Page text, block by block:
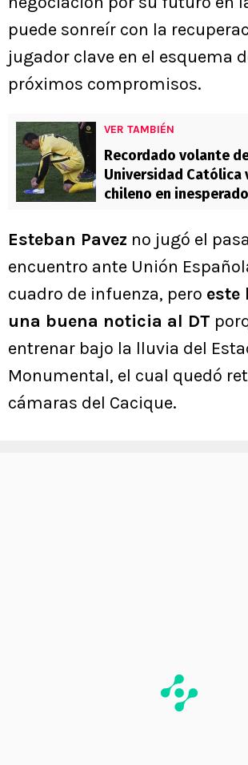
puede sonreír con la
jugador clave en el esquema
próximos compromisos.
VER TAMBIÉN
Recordado volante
Universidad
chileno en
Esteban Pavez no jugó el
encuentro ante Unión
cuadro de infuenza, pero este
una buena noticia al DT
entrenar bajo la lluvia del
Monumental, el cual quedó
cámaras del Cacique.